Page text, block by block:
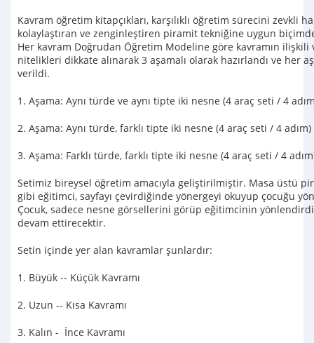
Kavram öğretim kitapçıkları, karşılıklı öğretim sürecini zevkli
kolaylaştıran ve zenginleştiren piramit tekniğine uygun
Her kavram Doğrudan Öğretim Modeline göre kavramın ilişkili
nitelikleri dikkate alınarak 3 aşamalı olarak hazırlandı ve her
verildi.
1. Aşama: Aynı türde ve aynı tipte iki nesne (4 araç seti / 4
2. Aşama: Aynı türde, farklı tipte iki nesne (4 araç seti / 4 adım)
3. Aşama: Farklı türde, farklı tipte iki nesne (4 araç seti / 4
Setimiz bireysel öğretim amacıyla geliştirilmiştir. Masa üstü
gibi eğitimci, sayfayı çevirdiğinde yönergeyi okuyup çocuğu
Çocuk, sadece nesne görsellerini görüp eğitimcinin
devam ettirecektir.
Setin içinde yer alan kavramlar şunlardır:
1. Büyük -- Küçük Kavramı
2. Uzun -- Kısa Kavramı
3. Kalın - İnce Kavramı